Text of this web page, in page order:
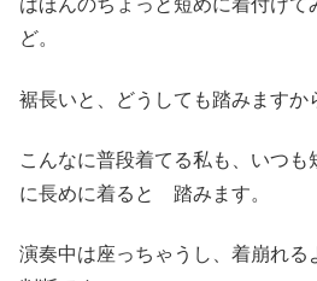
はほんのちょっと短めに着付けて
ど。
裾長いと、どうしても踏みますか
こんなに普段着てる私も、いつ
に長めに着ると 踏みます。
演奏中は座っちゃうし、着崩れる